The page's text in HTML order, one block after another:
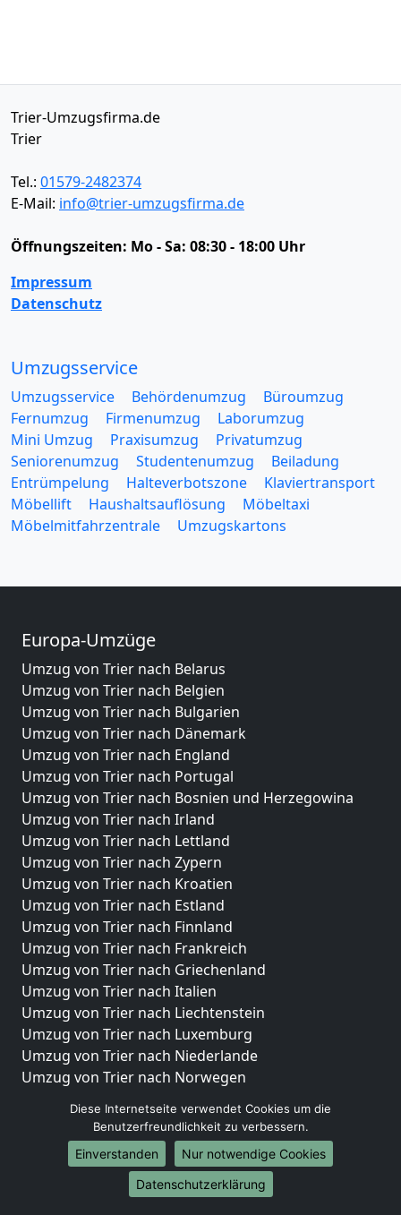
Trier-Umzugsfirma.de
Trier
Tel.: 01579-2482374
E-Mail: info@trier-umzugsfirma.de
Öffnungszeiten: Mo - Sa: 08:30 - 18:00 Uhr
Impressum
Datenschutz
Umzugsservice
Umzugsservice Behördenumzug
Büroumzug
Fernumzug
Firmenumzug
Laborumzug
Mini Umzug
Praxisumzug
Privatumzug
Seniorenumzug
Studentenumzug
Beiladung
Entrümpelung
Halteverbotszone
Klaviertransport
Möbellift
Haushaltsauflösung
Möbeltaxi
Möbelmitfahrzentrale
Umzugskartons
Europa-Umzüge
Umzug von Trier nach Belarus
Umzug von Trier nach Belgien
Umzug von Trier nach Bulgarien
Umzug von Trier nach Dänemark
Umzug von Trier nach England
Umzug von Trier nach Portugal
Umzug von Trier nach Bosnien und Herzegowina
Umzug von Trier nach Irland
Umzug von Trier nach Lettland
Umzug von Trier nach Zypern
Umzug von Trier nach Kroatien
Umzug von Trier nach Estland
Umzug von Trier nach Finnland
Umzug von Trier nach Frankreich
Umzug von Trier nach Griechenland
Umzug von Trier nach Italien
Umzug von Trier nach Liechtenstein
Umzug von Trier nach Luxemburg
Umzug von Trier nach Niederlande
Umzug von Trier nach Norwegen
Umzüge-Deutschlandweit
Umzug von Trier nach Berlin
Umzug von Trier nach Hamburg
Umzug von Trier nach München
Diese Internetseite verwendet Cookies um die
Benutzerfreundlichkeit zu verbessern.
Einverstanden
Nur notwendige Cookies
Datenschutzerklärung